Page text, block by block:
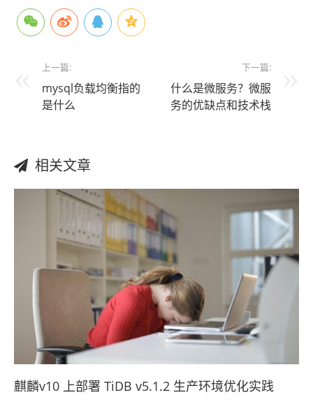
上一篇:
mysql负载均衡指的
是什么
下一篇:
什么是微服务？微服
务的优缺点和技术栈
相关文章
麒麟v10 上部署 TiDB v5.1.2 生产环境优化实践